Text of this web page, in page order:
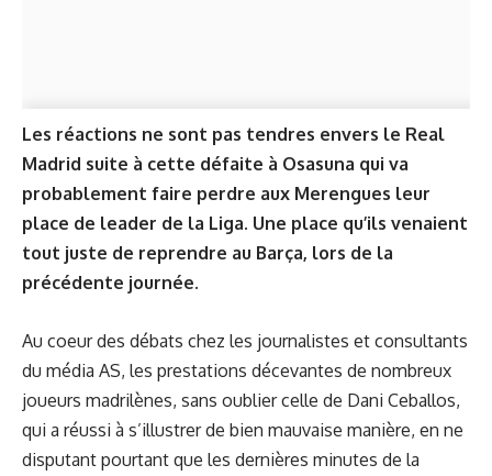
Les réactions ne sont pas tendres envers le Real
Madrid suite à cette défaite à Osasuna qui va
probablement faire perdre aux Merengues leur
place de leader de la Liga. Une place qu’ils venaient
tout juste de reprendre au Barça, lors de la
précédente journée.
Au coeur des débats chez les journalistes et consultants
du média AS, les prestations décevantes de nombreux
joueurs madrilènes, sans oublier celle de Dani Ceballos,
qui a réussi à s’illustrer de bien mauvaise manière, en ne
disputant pourtant que les dernières minutes de la